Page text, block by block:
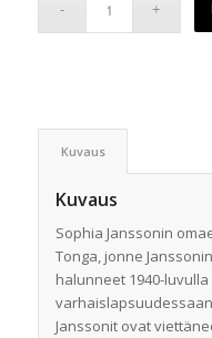
on:
Kuvaus
Kuvaus
Sophia Janssonin
Tonga, jonne
halunneet 1940-
Janssonit ovat